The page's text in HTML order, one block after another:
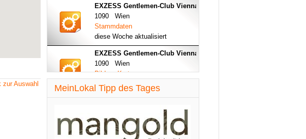
zur Auswahl
EXZESS Gentlemen-Club Vienna
1090 Wien
Stammdaten
diese Woche aktualisiert
EXZESS Gentlemen-Club Vienna
1090 Wien
Bilder - Karte
diese Woche aktualisiert
Veranstaltungen
diese Woche aktualisiert
MeinLokal Tipp des Tages